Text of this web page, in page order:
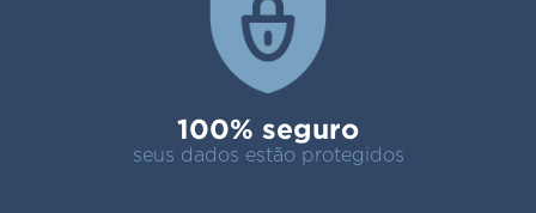
100% seguro
seus dados estão protegidos